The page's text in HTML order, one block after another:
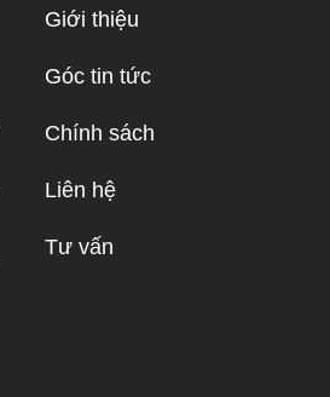
Giới thiệu
Góc tin tức
Chính sách
Liên hệ
Tư vấn